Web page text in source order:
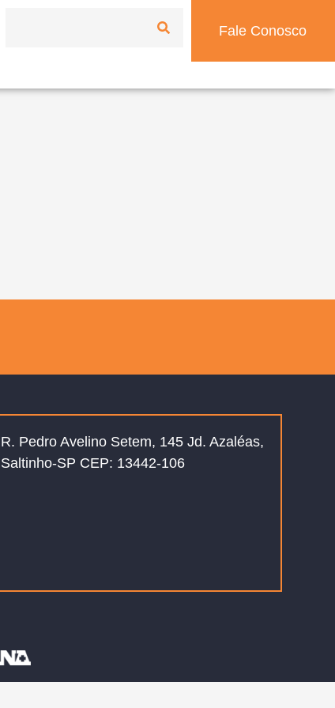
Fale Conosco
R. Pedro Avelino Setem, 145 Jd. Azaléas,
Saltinho-SP CEP: 13442-106